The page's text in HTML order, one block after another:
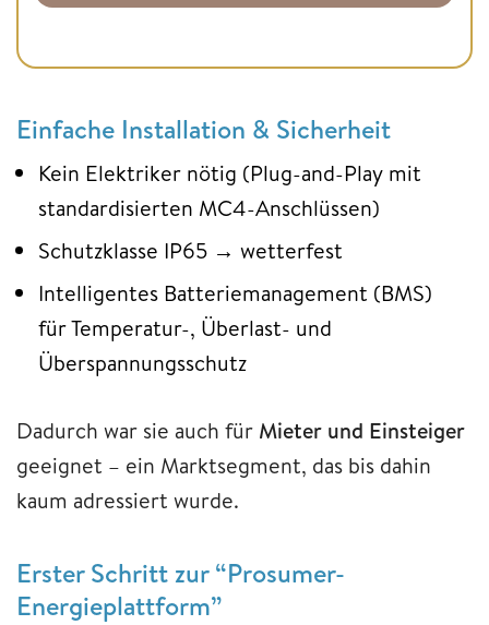
Einfache Installation & Sicherheit
Kein Elektriker nötig (Plug-and-Play mit
standardisierten MC4-Anschlüssen)
Schutzklasse IP65 → wetterfest
Intelligentes Batteriemanagement (BMS)
für Temperatur-, Überlast- und
Überspannungsschutz
Dadurch war sie auch für Mieter und Einsteiger
geeignet – ein Marktsegment, das bis dahin
kaum adressiert wurde.
Erster Schritt zur “Prosumer-
Energieplattform”